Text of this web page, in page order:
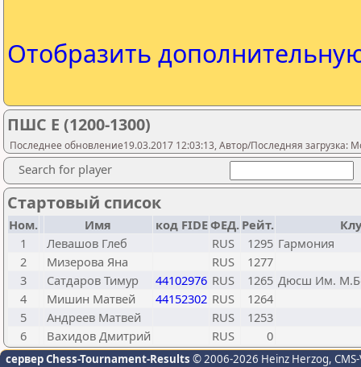
Отобразить
ПШС E (1200-1300)
Последнее обновление19.03.2017 12:03:13, Автор/Последняя загрузка:
Search for player
Стартовый список
Ном. Имя код FIDEФЕД. Рейт.
1
Левашов Глеб RUS 1295 Гармония
2
Мизерова Яна RUS
1277
3
Сатдаров Тимур 44102976 RUS 1265 Дюсш Им.
4
Мишин Матвей 44152302 RUS
1264
5
Андреев Матвей RUS
1253
6
Вахидов Дмитрий RUS 0
сервер Chess-Tournament-Results © 2006-2026 Heinz Herzog,